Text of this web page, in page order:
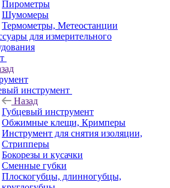
Пирометры
Шумомеры
Термометры, Метеостанции
для измерительного
инструмент
Назад
Губцевый инструмент
Обжимные клещи, Кримперы
Инструмент для снятия изоляции,
Стрипперы
Бокорезы и кусачки
Сменные губки
Плоскогубцы, длинногубцы,